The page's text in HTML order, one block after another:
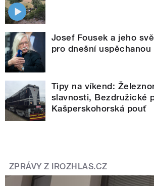
Josef Fousek a jeho
pro dnešní uspěchanou
Tipy na víkend:
slavnosti, Bezdružické
Kašperskohorská pouť
ZPRÁVY Z IROZHLAS.CZ